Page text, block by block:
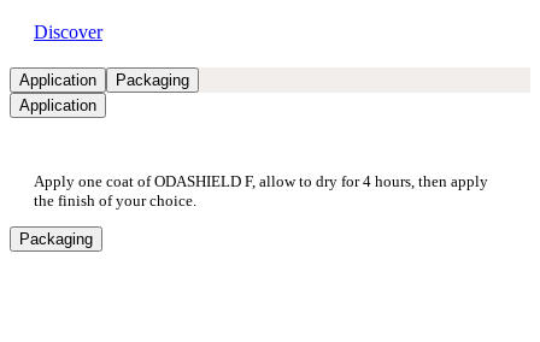
Discover
Application
Packaging
Application
Apply one coat of ODASHIELD F, allow to dry for 4 hours, then apply
the finish of your choice.
Packaging